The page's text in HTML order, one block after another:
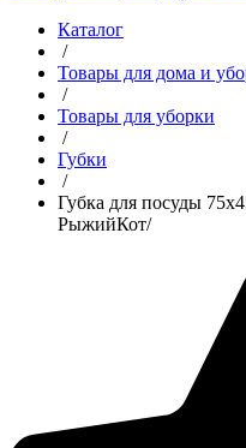
Каталог
/
Товары для дома и
/
Товары для уборки
/
Губки
/
Губка для посуды
РыжийКот/